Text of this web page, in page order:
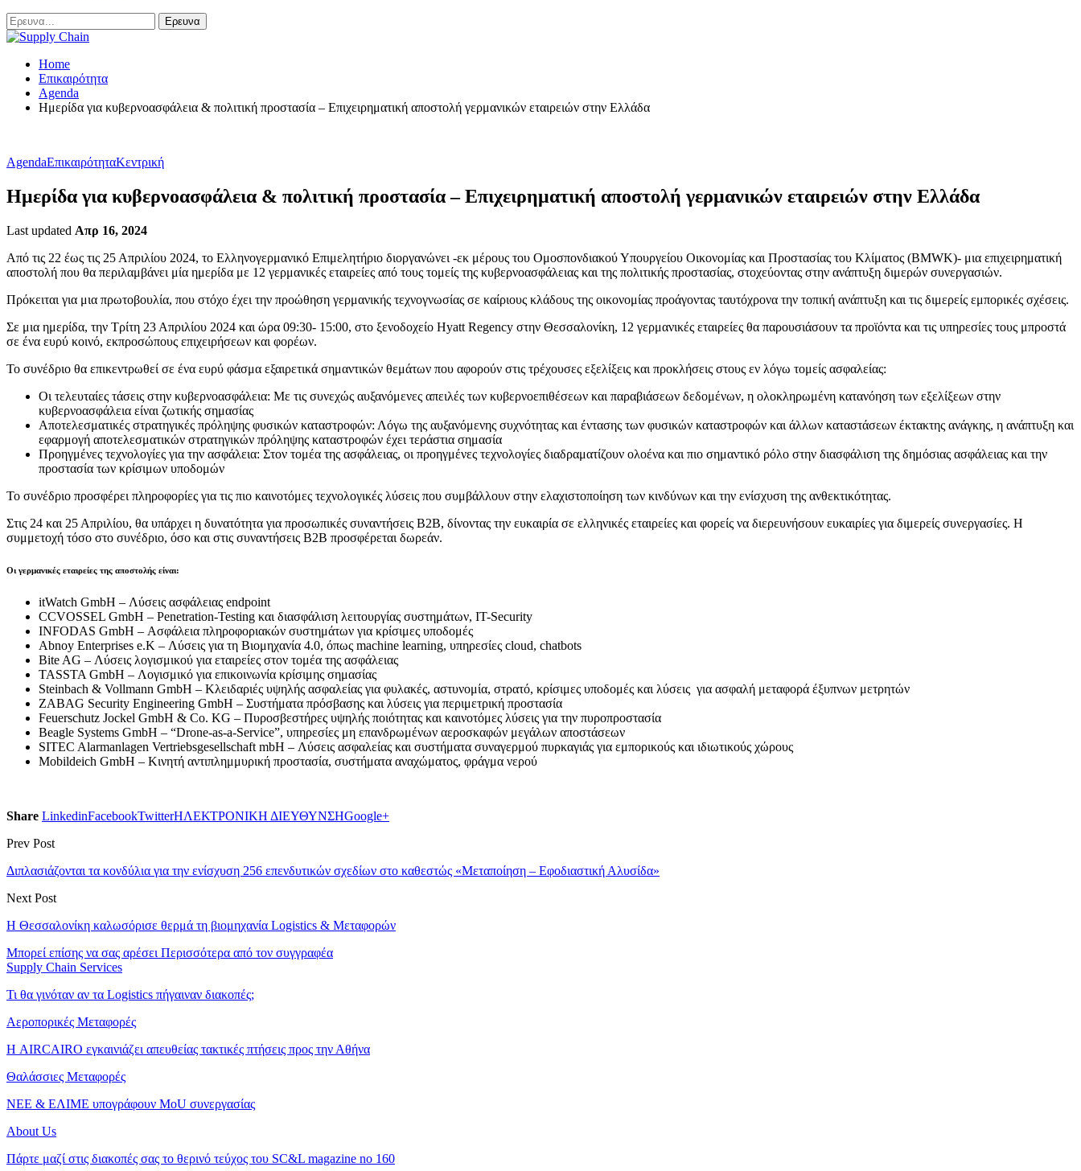
Home
Επικαιρότητα
Agenda
Ημερίδα για κυβερνοασφάλεια & πολιτική προστασία – Επιχειρηματική αποστολή γερμανικών εταιρειών στην Ελλάδα
AgendaΕπικαιρότηταΚεντρική
Ημερίδα για κυβερνοασφάλεια & πολιτική προστασία – Επιχειρηματική αποστολή γερμανικών εταιρειών στην Ελλάδα
Last updated Απρ 16, 2024
Από τις 22 έως τις 25 Απριλίου 2024, το Ελληνογερμανικό Επιμελητήριο διοργανώνει -εκ μέρους του Ομοσπονδιακού Υπουργείου Οικονομίας και Προστασίας του Κλίματος (BMWK)- μια επιχειρηματική
αποστολή που θα περιλαμβάνει μία ημερίδα με 12 γερμανικές εταιρείες από τους τομείς της κυβερνοασφάλειας και της πολιτικής προστασίας, στοχεύοντας στην ανάπτυξη διμερών συνεργασιών.
Πρόκειται για μια πρωτοβουλία, που στόχο έχει την προώθηση γερμανικής τεχνογνωσίας σε καίριους κλάδους της οικονομίας προάγοντας ταυτόχρονα την τοπική ανάπτυξη και τις διμερείς εμπορικές σχέσεις.
Σε μια ημερίδα, την Τρίτη 23 Απριλίου 2024 και ώρα 09:30- 15:00, στο ξενοδοχείο Hyatt Regency στην Θεσσαλονίκη, 12 γερμανικές εταιρείες θα παρουσιάσουν τα προϊόντα και τις υπηρεσίες τους μπροστά
σε ένα ευρύ κοινό, εκπροσώπους επιχειρήσεων και φορέων.
Το συνέδριο θα επικεντρωθεί σε ένα ευρύ φάσμα εξαιρετικά σημαντικών θεμάτων που αφορούν στις τρέχουσες εξελίξεις και προκλήσεις στους εν λόγω τομείς ασφαλείας:
Οι τελευταίες τάσεις στην κυβερνοασφάλεια: Με τις συνεχώς αυξανόμενες απειλές των κυβερνοεπιθέσεων και παραβιάσεων δεδομένων, η ολοκληρωμένη κατανόηση των εξελίξεων στην
κυβερνοασφάλεια είναι ζωτικής σημασίας
Αποτελεσματικές στρατηγικές πρόληψης φυσικών καταστροφών: Λόγω της αυξανόμενης συχνότητας και έντασης των φυσικών καταστροφών και άλλων καταστάσεων έκτακτης ανάγκης, η ανάπτυξη και
εφαρμογή αποτελεσματικών στρατηγικών πρόληψης καταστροφών έχει τεράστια σημασία
Προηγμένες τεχνολογίες για την ασφάλεια: Στον τομέα της ασφάλειας, οι προηγμένες τεχνολογίες διαδραματίζουν ολοένα και πιο σημαντικό ρόλο στην διασφάλιση της δημόσιας ασφάλειας και την
προστασία των κρίσιμων υποδομών
Το συνέδριο προσφέρει πληροφορίες για τις πιο καινοτόμες τεχνολογικές λύσεις που συμβάλλουν στην ελαχιστοποίηση των κινδύνων και την ενίσχυση της ανθεκτικότητας.
Στις 24 και 25 Απριλίου, θα υπάρχει η δυνατότητα για προσωπικές συναντήσεις B2B, δίνοντας την ευκαιρία σε ελληνικές εταιρείες και φορείς να διερευνήσουν ευκαιρίες για διμερείς συνεργασίες. Η
συμμετοχή τόσο στο συνέδριο, όσο και στις συναντήσεις B2B προσφέρεται δωρεάν.
Οι γερμανικές εταιρείες της αποστολής είναι:
itWatch GmbH – Λύσεις ασφάλειας endpoint
CCVOSSEL GmbH – Penetration-Testing και διασφάλιση λειτουργίας συστημάτων, IT-Security
INFODAS GmbH – Ασφάλεια πληροφοριακών συστημάτων για κρίσιμες υποδομές
Abnoy Enterprises e.K – Λύσεις για τη Βιομηχανία 4.0, όπως machine learning, υπηρεσίες cloud, chatbots
Bite AG – Λύσεις λογισμικού για εταιρείες στον τομέα της ασφάλειας
TASSTA GmbH – Λογισμικό για επικοινωνία κρίσιμης σημασίας
Steinbach & Vollmann GmbH – Κλειδαριές υψηλής ασφαλείας για φυλακές, αστυνομία, στρατό, κρίσιμες υποδομές και λύσεις για ασφαλή μεταφορά έξυπνων μετρητών
ZABAG Security Engineering GmbH – Συστήματα πρόσβασης και λύσεις για περιμετρική προστασία
Feuerschutz Jockel GmbH & Co. KG – Πυροσβεστήρες υψηλής ποιότητας και καινοτόμες λύσεις για την πυροπροστασία
Beagle Systems GmbH – “Drone-as-a-Service”, υπηρεσίες μη επανδρωμένων αεροσκαφών μεγάλων αποστάσεων
SITEC Alarmanlagen Vertriebsgesellschaft mbH – Λύσεις ασφαλείας και συστήματα συναγερμού πυρκαγιάς για εμπορικούς και ιδιωτικούς χώρους
Mobildeich GmbH – Κινητή αντιπλημμυρική προστασία, συστήματα αναχώματος, φράγμα νερού
Share LinkedinFacebookTwitterΗΛΕΚΤΡΟΝΙΚΗ ΔΙΕΥΘΥΝΣΗGoogle+
Prev Post
Διπλασιάζονται τα κονδύλια για την ενίσχυση 256 επενδυτικών σχεδίων στο καθεστώς «Μεταποίηση – Εφοδιαστική Αλυσίδα»
Next Post
Η Θεσσαλονίκη καλωσόρισε θερμά τη βιομηχανία Logistics & Μεταφορών
Μπορεί επίσης να σας αρέσει Περισσότερα από τον συγγραφέα
Supply Chain Services
Τι θα γινόταν αν τα Logistics πήγαιναν διακοπές;
Αεροπορικές Μεταφορές
Η AIRCAIRO εγκαινιάζει απευθείας τακτικές πτήσεις προς την Αθήνα
Θαλάσσιες Μεταφορές
ΝΕΕ & ΕΛΙΜΕ υπογράφουν MoU συνεργασίας
About Us
Πάρτε μαζί στις διακοπές σας το θερινό τεύχος του SC&L magazine no 160